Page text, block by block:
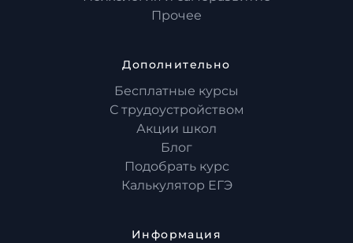
Прочее
Дополнительно
Бесплатные курсы
С трудоустройством
Акции школ
Блог
Подобрать курс
Калькулятор ЕГЭ
Информация